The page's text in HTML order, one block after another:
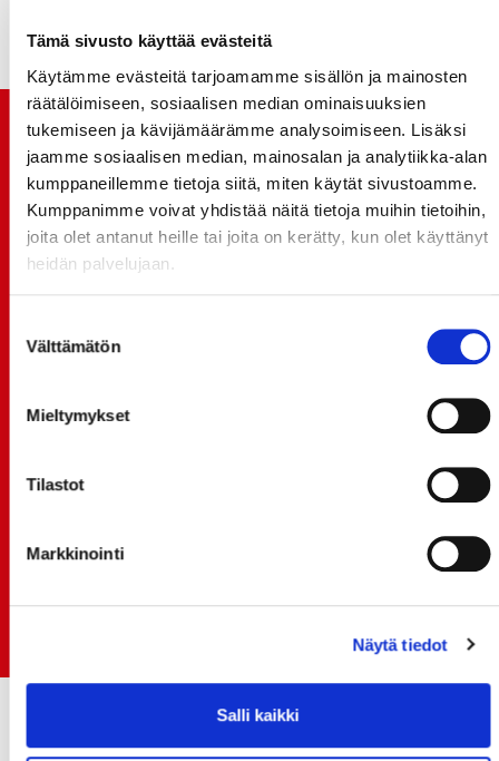
Tämä sivusto käyttää evästeitä
Käytämme evästeitä tarjoamamme sisällön ja mainosten
räätälöimiseen, sosiaalisen median ominaisuuksien
tukemiseen ja kävijämäärämme analysoimiseen. Lisäksi
jaamme sosiaalisen median, mainosalan ja analytiikka-alan
kumppaneillemme tietoja siitä, miten käytät sivustoamme.
Kumppanimme voivat yhdistää näitä tietoja muihin tietoihin,
joita olet antanut heille tai joita on kerätty, kun olet käyttänyt
heidän palvelujaan.
valinta
Välttämätön
Mieltymykset
Tilastot
Markkinointi
Näytä tiedot
Salli kaikki
TUOREIMMAT UUTISET
20.07.
JOKERIT-OTTELUN LIPUT MYYNTIIN HUOMENNA TI
21.7. 12:00 - ENNAKKOKYSYNTÄ POIKKEUKSELLISTA
LIIKUNTALEIKKIKOULUUN KESÄ-HEINÄKUUSSA!
SPORT-ÄSSÄT JA KOKO JOUKKUEEN MEET&GREET
TO 13.8. - LIPUT NYT MYYNNISSÄ
Rinta-Joupin Autoliike jatkaa Sportin
monikymmenvuotiselle yhteistyölle
Early Bird-lippupaketit nyt myynnissä! - näe
Jokerit-matsi ja useat muut